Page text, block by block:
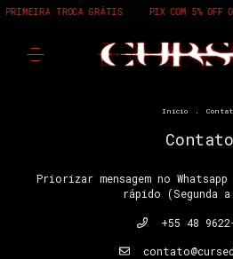
PRIMEIRA TROCA GRÁTIS PIX COM 5% OFF
Início
Contato
Priorizar mensagem no Whatsapp
rápido (Segunda
+55 48